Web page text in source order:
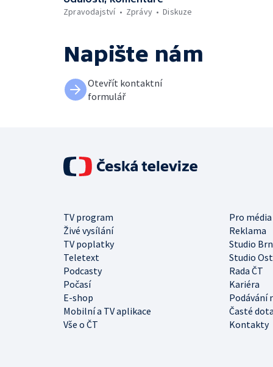
Zpravodajství
Zprávy Diskuze
Napište nám
Otevřít kontaktní
formulář
TV program
Pro média
Živé vysílání
Reklama
TV poplatky
Studio
Teletext
Studio
Podcasty
Rada ČT
Počasí
Kariéra
E-shop
Podávání
Mobilní a TV aplikace
Časté
Vše o ČT
Kontakty